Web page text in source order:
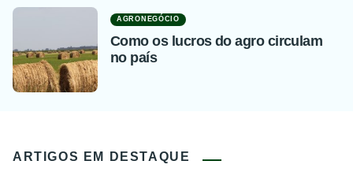
AGRONEGÓCIO
Como os lucros do agro circulam
no país
ARTIGOS EM DESTAQUE